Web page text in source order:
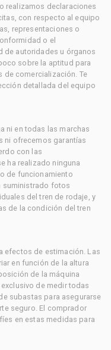
realizamos declaraciones
con respecto al equipo
representaciones o
o el
de autoridades u órganos
sobre la aptitud para
de comercialización. Te
detallada del equipo
ni en todas las marchas
ni ofrecemos garantías
con las
ha realizado ninguna
de funcionamiento
suministrado fotos
del tren de rodaje, y
de la condición del tren
efectos de estimación. Las
en función de la altura
de la máquina
de medir todas
subastas para asegurarse
seguro. El comprador
en estas medidas para